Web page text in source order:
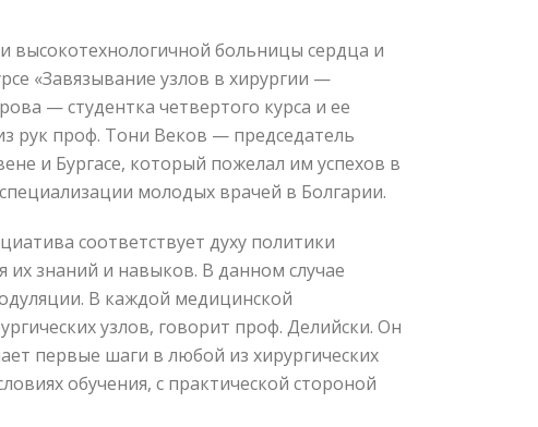
высокотехнологичной больницы сердца и
«Завязывание узлов в хирургии —
— студентка четвертого курса и ее
рук проф. Тони Веков — председатель
и Бургасе, который пожелал им успехов в
молодых врачей в Болгарии.
соответствует духу политики
знаний и навыков. В данном случае
В каждой медицинской
узлов, говорит проф. Делийски. Он
первые шаги в любой из хирургических
обучения, с практической стороной